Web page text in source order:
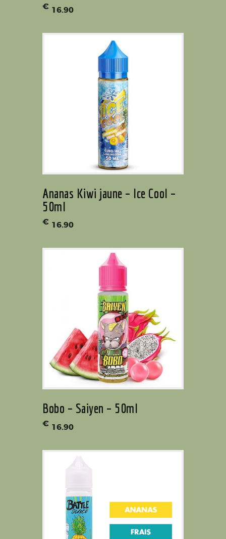
€ 16.90
Ananas Kiwi jaune – Ice Cool –
50ml
€ 16.90
Bobo – Saiyen – 50ml
€ 16.90